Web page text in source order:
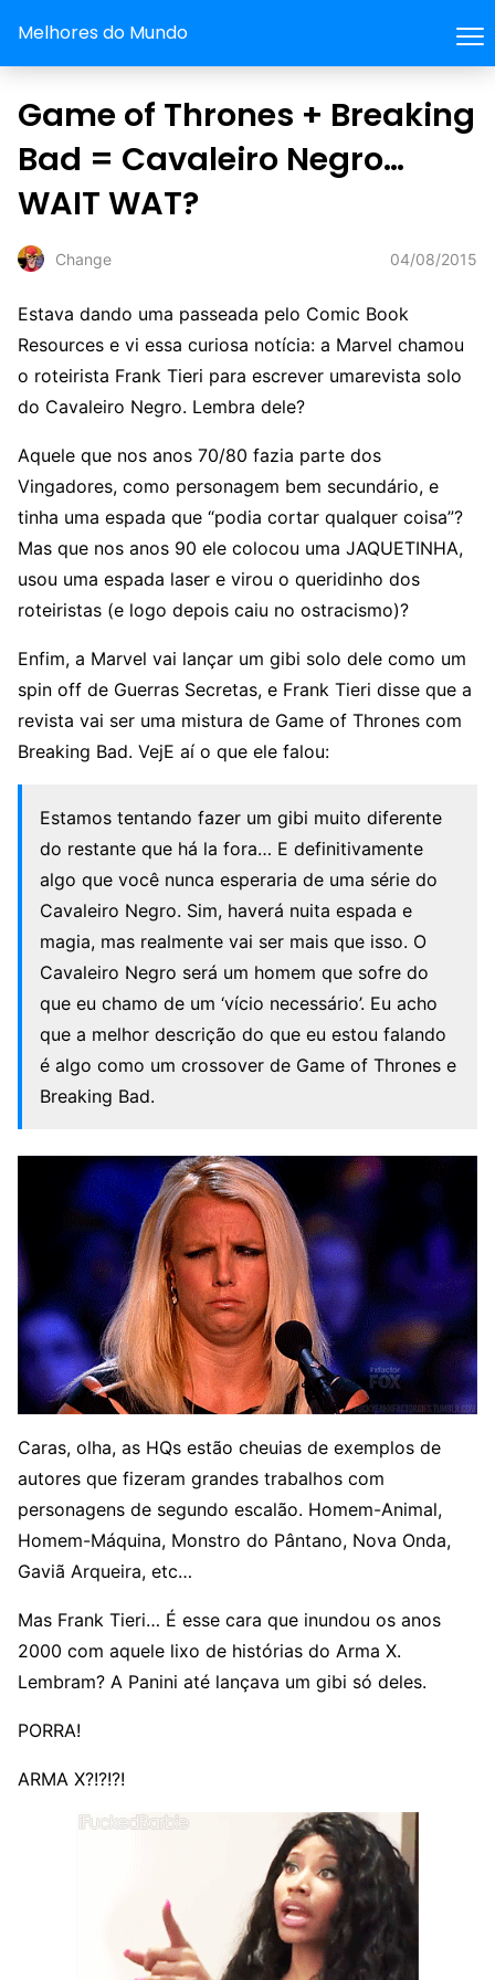
Melhores do Mundo
Game of Thrones + Breaking
Bad = Cavaleiro Negro…
WAIT WAT?
Change 04/08/2015
Estava dando uma passeada pelo Comic Book
Resources e vi essa curiosa notícia: a Marvel chamou
o roteirista Frank Tieri para escrever umarevista solo
do Cavaleiro Negro. Lembra dele?
Aquele que nos anos 70/80 fazia parte dos
Vingadores, como personagem bem secundário, e
tinha uma espada que “podia cortar qualquer coisa”?
Mas que nos anos 90 ele colocou uma JAQUETINHA,
usou uma espada laser e virou o queridinho dos
roteiristas (e logo depois caiu no ostracismo)?
Enfim, a Marvel vai lançar um gibi solo dele como um
spin off de Guerras Secretas, e Frank Tieri disse que a
revista vai ser uma mistura de Game of Thrones com
Breaking Bad. VejE aí o que ele falou:
Estamos tentando fazer um gibi muito diferente
do restante que há la fora… E definitivamente
algo que você nunca esperaria de uma série do
Cavaleiro Negro. Sim, haverá nuita espada e
magia, mas realmente vai ser mais que isso. O
Cavaleiro Negro será um homem que sofre do
que eu chamo de um ‘vício necessário’. Eu acho
que a melhor descrição do que eu estou falando
é algo como um crossover de Game of Thrones e
Breaking Bad.
Caras, olha, as HQs estão cheuias de exemplos de
autores que fizeram grandes trabalhos com
personagens de segundo escalão. Homem-Animal,
Homem-Máquina, Monstro do Pântano, Nova Onda,
Gaviã Arqueira, etc…
Mas Frank Tieri… É esse cara que inundou os anos
2000 com aquele lixo de histórias do Arma X.
Lembram? A Panini até lançava um gibi só deles.
PORRA!
ARMA X?!?!?!